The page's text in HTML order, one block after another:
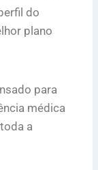
do
plano
para
médica
a